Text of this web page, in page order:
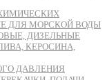
ДЛЯ МОРСКОЙ ВОДЫ
ДИЗЕЛЬНЫЕ
КЕРОСИНА,
ДАВЛЕНИЯ